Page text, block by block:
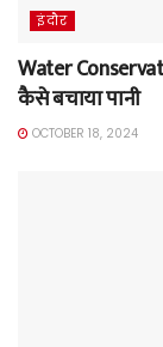
इंदौर
Water
कैसे बचाया पानी
OCTOBER 18, 2024